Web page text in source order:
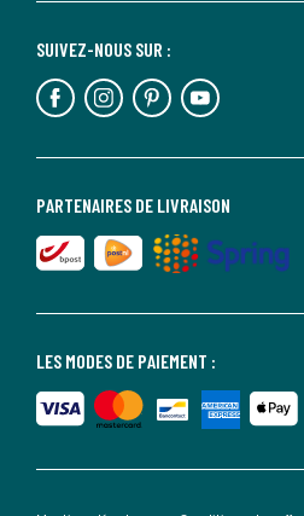
LES MODES DE PAIEMENT :
PARTENAIRES DE LIVRAISON
SUIVEZ-NOUS SUR :